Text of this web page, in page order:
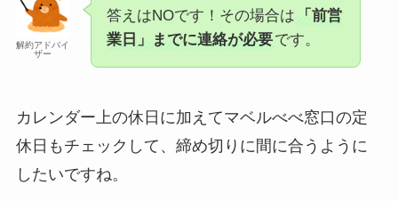
解約アドバイ
ザー
答えはNOです！その場合は
「前営
業日」までに連絡が必要です。
カレンダー上の休日に加えてマベルべべ窓口の定
休日もチェックして、締め切りに間に合うように
したいですね。